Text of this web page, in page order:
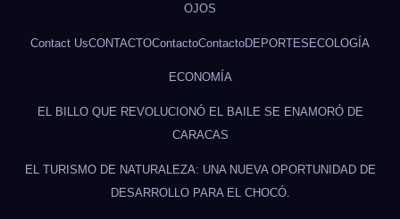
OJOS
Contact UsCONTACTOContactoContactoDEPORTESECOLOGÍA
ECONOMÍA
EL BILLO QUE REVOLUCIONÓ EL BAILE SE ENAMORÓ DE
CARACAS
EL TURISMO DE NATURALEZA: UNA NUEVA OPORTUNIDAD DE
DESARROLLO PARA EL CHOCÓ.